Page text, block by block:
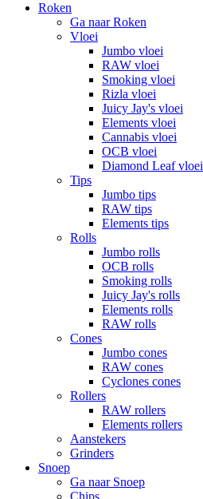
Roken
Ga naar Roken
Vloei
Jumbo vloei
RAW vloei
Smoking vloei
Rizla vloei
Juicy Jay's vloei
Elements vloei
Cannabis vloei
OCB vloei
Diamond Leaf vloei
Tips
Jumbo tips
RAW tips
Elements tips
Rolls
Jumbo rolls
OCB rolls
Smoking rolls
Juicy Jay's rolls
Elements rolls
RAW rolls
Cones
Jumbo cones
RAW cones
Cyclones cones
Rollers
RAW rollers
Elements rollers
Aanstekers
Grinders
Snoep
Ga naar Snoep